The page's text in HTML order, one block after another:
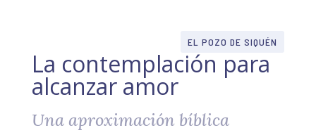
EL POZO DE SIQUÉN
La contemplación para
alcanzar amor
Una aproximación bíblica